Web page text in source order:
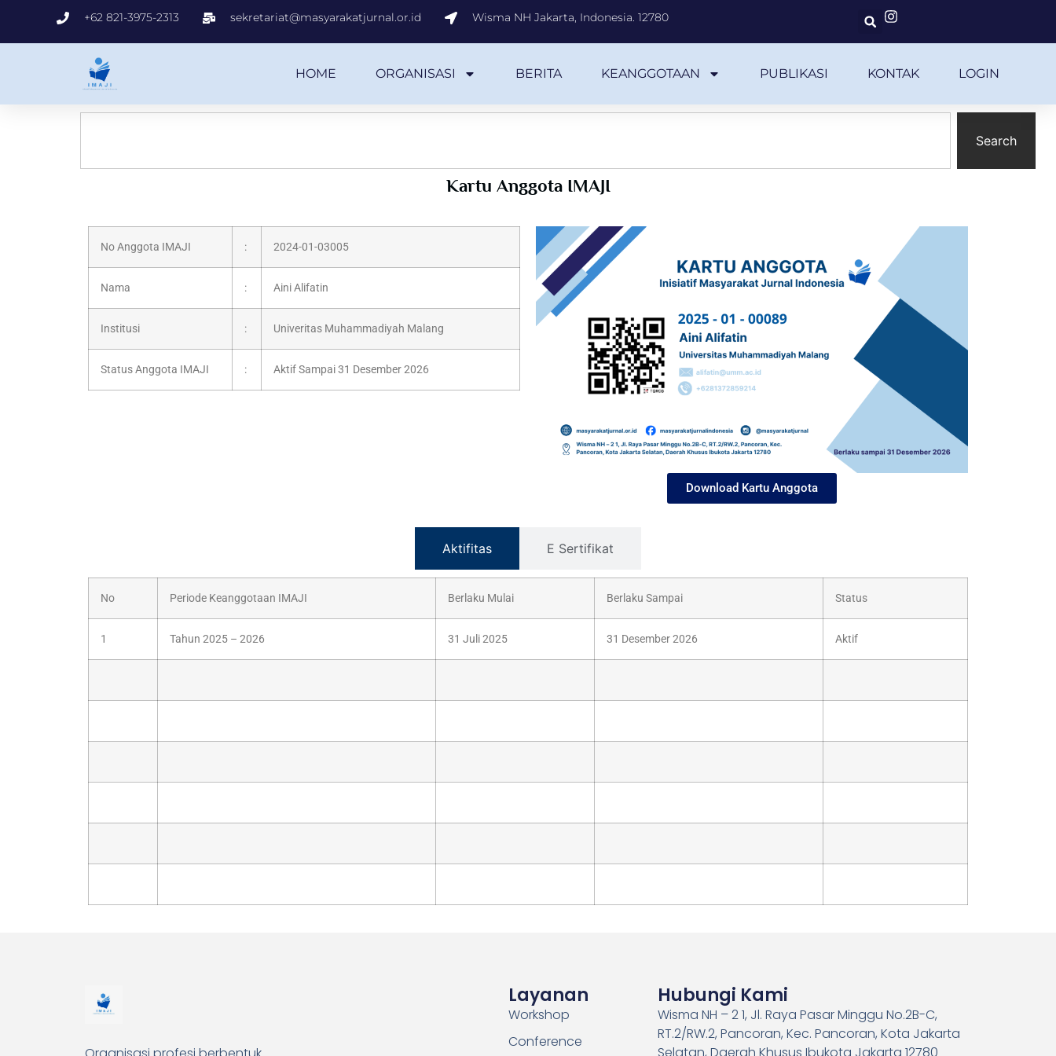
+62 821-3975-2313 sekretariat@masyarakatjurnal.or.id Wisma NH Jakarta, Indonesia. 12780
HOME ORGANISASI BERITA KEANGGOTAAN PUBLIKASI KONTAK LOGIN
Search
Kartu Anggota IMAJI
No Anggota IMAJI : 2024-01-03005
Nama : Aini Alifatin
Institusi : Univeritas Muhammadiyah Malang
Status Anggota IMAJI : Aktif Sampai 31 Desember 2026
Download Kartu Anggota
Aktifitas E Sertifikat
No Periode Keanggotaan IMAJI Berlaku Mulai Berlaku Sampai Status
1 Tahun 2025 – 2026 31 Juli 2025 31 Desember 2026 Aktif
Layanan
Workshop
Conference
Hubungi Kami
Wisma NH – 2 1, Jl. Raya Pasar Minggu No.2B-C,
RT.2/RW.2, Pancoran, Kec. Pancoran, Kota Jakarta